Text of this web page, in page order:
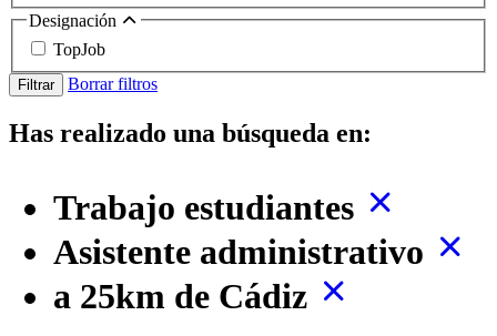
Designación
TopJob
Filtrar Borrar filtros
Has realizado una búsqueda en:
Trabajo estudiantes
Asistente administrativo
a 25km de Cádiz